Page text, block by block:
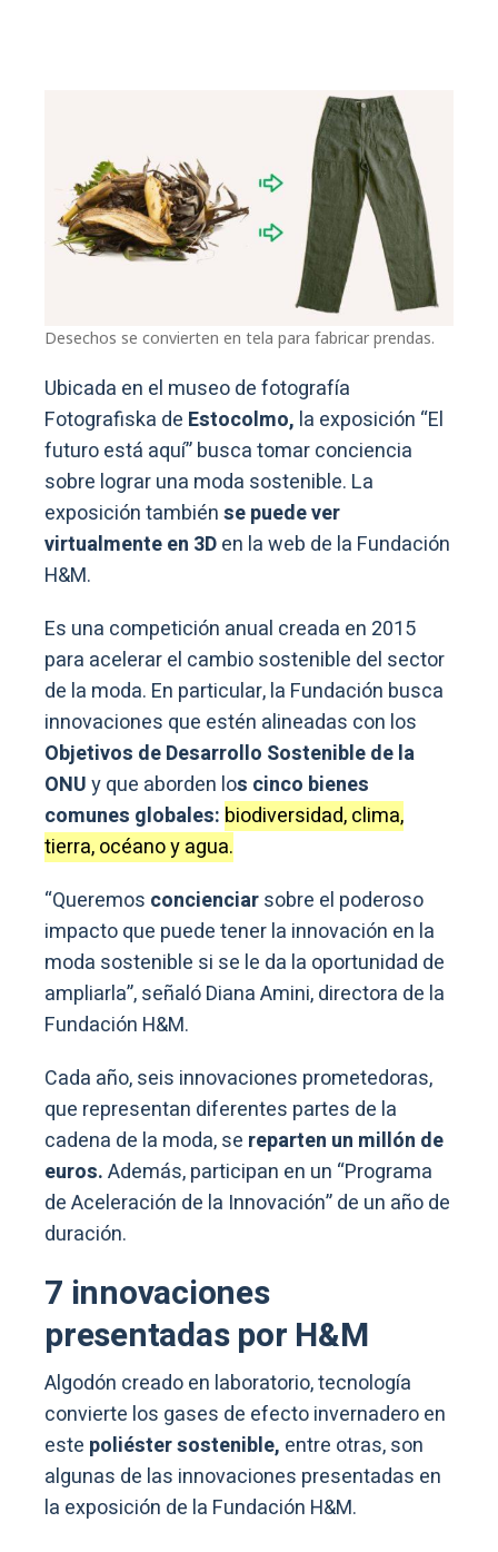
Desechos se convierten en tela para fabricar prendas.
Ubicada en el museo de fotografía
Fotografiska de Estocolmo, la exposición “El
futuro está aquí” busca tomar conciencia
sobre lograr una moda sostenible. La
exposición tambiénse puede ver
virtualmente en 3Den la web de la Fundación
H&M.
Es una competición anual creada en 2015
para acelerar el cambio sostenible del sector
de la moda. En particular, la Fundación busca
innovaciones que estén alineadas con los
Objetivos de Desarrollo Sostenible de la
ONUy que aborden los cinco bienes
comunes globales: biodiversidad, clima,
tierra, océano y agua.
“Queremos concienciarsobre el poderoso
impacto que puede tener la innovación en la
moda sostenible si se le da la oportunidad de
ampliarla”, señaló Diana Amini, directora de la
Fundación H&M.
Cada año, seis innovaciones prometedoras,
que representan diferentes partes de la
cadena de la moda, se reparten un millón de
euros.Además, participan en un “Programa
de Aceleración de la Innovación” de un año de
duración.
7 innovaciones
presentadas por H&M
Algodón creado en laboratorio, tecnología
convierte los gases de efecto invernadero en
este poliéster sostenible, entre otras, son
algunas de las innovaciones presentadas en
la exposición de la Fundación H&M.